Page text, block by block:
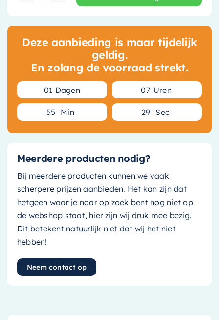
Deze aanbieding is maar tijdelijk
geldig.
En zolang de voorraad strekt.
01 Dagen 07 Uren
55 Min 29 Sec
Meerdere producten nodig?
Bij meerdere producten kunnen we vaak
scherpere prijzen aanbieden. Het kan zijn dat
hetgeen waar je naar op zoek bent nog niet op
de webshop staat, hier zijn wij druk mee bezig.
Dit betekent natuurlijk niet dat wij het niet
hebben!
Neem contact op